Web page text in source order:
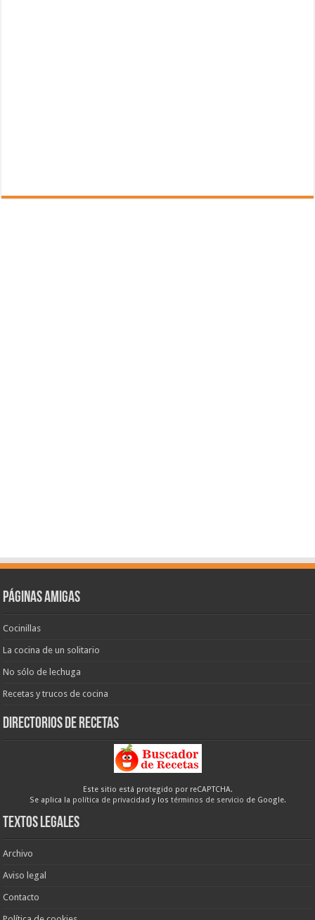
Páginas amigas
Cocinillas
La cocina de un solitario
No sólo de lechuga
Recetas y trucos de cocina
Directorios de recetas
Este sitio está protegido por reCAPTCHA.
Se aplica la política de privacidad y los términos de servicio de Google.
Textos legales
Archivo
Aviso legal
Contacto